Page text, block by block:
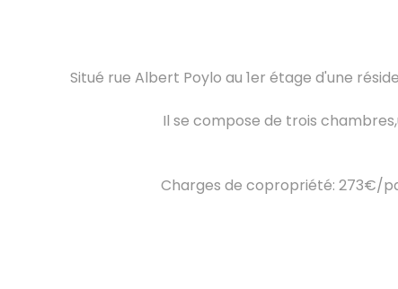
Situé rue Albert Poylo au 1er étage d'une
Il se compose de trois
Charges de copropriété: 273€/